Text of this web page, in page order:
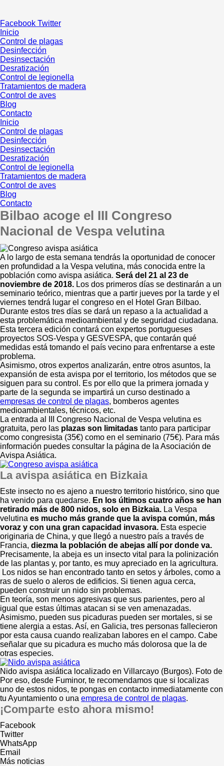
al
contenido
Facebook Twitter
Inicio
Control de plagas
Desinfección
Desinsectación
Desratización
Control de legionella
Tratamientos de madera
Control de aves
Blog
Contacto
Inicio
Control de plagas
Desinfección
Desinsectación
Desratización
Control de legionella
Tratamientos de madera
Control de aves
Blog
Contacto
Bilbao acoge el III Congreso
Nacional de Vespa velutina
A lo largo de esta semana tendrás la oportunidad de conocer
en profundidad a la Vespa velutina, más conocida entre la
población como avispa asiática. Será del 21 al 23 de
noviembre de 2018. Los dos primeros días se destinarán a un
seminario teórico, mientras que a partir jueves por la tarde y el
viernes tendrá lugar el congreso en el Hotel Gran Bilbao.
Durante estos tres días se dará un repaso a la actualidad a
esta problemática medioambiental y de seguridad ciudadana.
Esta tercera edición contará con expertos portugueses
proyectos SOS-Vespa y GESVESPA, que contarán qué
medidas está tomando el país vecino para enfrentarse a este
problema.
Asimismo, otros expertos analizarán, entre otros asuntos, la
expansión de esta avispa por el territorio, los métodos que se
siguen para su control. Es por ello que la primera jornada y
parte de la segunda se impartirá un curso destinado a
empresas de control de plagas, bomberos agentes
medioambientales, técnicos, etc.
La entrada al III Congreso Nacional de Vespa velutina es
gratuita, pero las plazas son limitadas tanto para participar
como congresista (35€) como en el seminario (75€). Para más
información puedes consultar la página de la Asociación de
Avispa Asiática.
La avispa asiática en Bizkaia
Este insecto no es ajeno a nuestro territorio histórico, sino que
ha venido para quedarse. En los últimos cuatro años se han
retirado más de 800 nidos, solo en Bizkaia. La Vespa
velutina es mucho más grande que la avispa común, más
voraz y con una gran capacidad invasora. Esta especie
originaria de China, y que llegó a nuestro país a través de
Francia, diezma la población de abejas allí por donde va.
Precisamente, la abeja es un insecto vital para la polinización
de las plantas y, por tanto, es muy apreciado en la agricultura.
Los nidos se han encontrado tanto en setos y árboles, como a
ras de suelo o aleros de edificios. Si tienen agua cerca,
pueden construir un nido sin problemas.
En teoría, son menos agresivas que sus parientes, pero al
igual que estas últimas atacan si se ven amenazadas.
Asimismo, pueden sus picaduras pueden ser mortales, si se
tiene alergia a estas. Así, en Galicia, tres personas fallecieron
por esta causa cuando realizaban labores en el campo. Cabe
señalar que su picadura es mucho más dolorosa que la de
otras especies.
Nido avispa asiática localizado en Villarcayo (Burgos). Foto
Por eso, desde Fuminor, te recomendamos que si localizas
uno de estos nidos, te pongas en contacto inmediatamente con
tu Ayuntamiento o una empresa de control de plagas.
¡Comparte esto ahora mismo!
Facebook
Twitter
WhatsApp
Email
Más noticias